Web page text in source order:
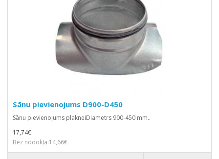
Sānu pievienojums D900-D450
Sānu pievienojums plakneiDiametrs 900-450 mm..
17,74€
Bez nodokļa:14,66€